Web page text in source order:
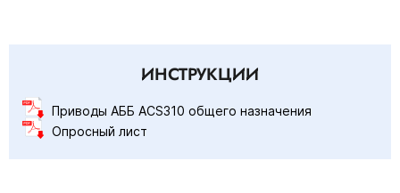
ИНСТРУКЦИИ
Приводы АББ ACS310 общего назначения
Опросный лист